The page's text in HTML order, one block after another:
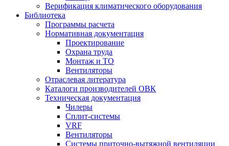
Верификация климатического оборудования
Библиотека
Программы расчета
Нормативная документация
Проектирование
Охрана труда
Монтаж и ТО
Вентиляторы
Отраслевая литература
Каталоги производителей ОВК
Техническая документация
Чилеры
Сплит-системы
VRF
Вентиляторы
Системы приточно-вытяжной вентиляции